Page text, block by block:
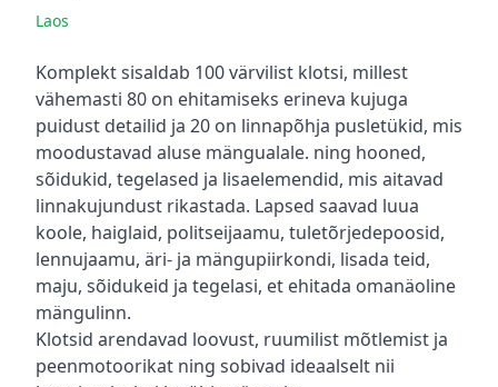
Laos
Kirjeldus
Komplekt sisaldab 100 värvilist klotsi, millest
vähemasti 80 on ehitamiseks erineva kujuga
puidust detailid ja 20 on linnapõhja pusletükid, mis
moodustavad aluse mängualale. ning hooned,
sõidukid, tegelased ja lisaelemendid, mis aitavad
linnakujundust rikastada. Lapsed saavad luua
koole, haiglaid, politseijaamu, tuletõrjedepoosid,
lennujaamu, äri- ja mängupiirkondi, lisada teid,
maju, sõidukeid ja tegelasi, et ehitada omanäoline
mängulinn.
Klotsid arendavad loovust, ruumilist mõtlemist ja
peenmotoorikat ning sobivad ideaalselt nii